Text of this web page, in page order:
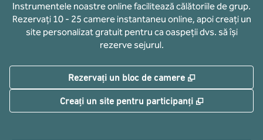
Instrumentele noastre online facilitează călătoriile de grup.
Rezervați 10 - 25 camere instantaneu online, apoi creați un
site personalizat gratuit pentru ca oaspeții dvs. să își
rezerve sejurul.
Rezervați un bloc de camere ,
Creați un site pentru participanți ,